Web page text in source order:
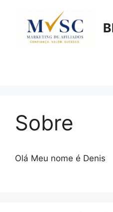
conteúdo
Sobre
Olá Meu nome é Denis